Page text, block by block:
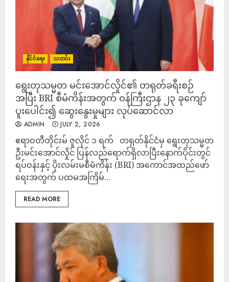
နိုင်ငံရေး သတင်း
ရွေးတုသမ္မတ မင်းအောင်လှိုင်၏ တရုတ်ခရီးစဉ်
အပြီး BRI စီမံကိန်းအတွက် ဝန်ကြီးဌာန ၂၃ ခုကျော်
ပူးပေါင်း၍ ဆွေးနွေးမှုများ လုပ်ဆောင်လာ
ADMIN JULY 2, 2026
ဧရာဝတီတိုင်းမ် ဇူလိုင် ၁ ရက် တရုတ်နိုင်ငံမှ ရွေးတုသမ္မတ
ဦးမင်းအောင်လှိုင် ပြန်လည်ရောက်ရှိလာပြီးနောက်ပိုင်းတွင်
ရပ်ဝန်းနှင့် ပိုးလမ်းမစီမံကိန်း (BRI) အကောင်အထည်ဖော်
ရေးအတွက် ပထမအကြိမ်...
READ MORE